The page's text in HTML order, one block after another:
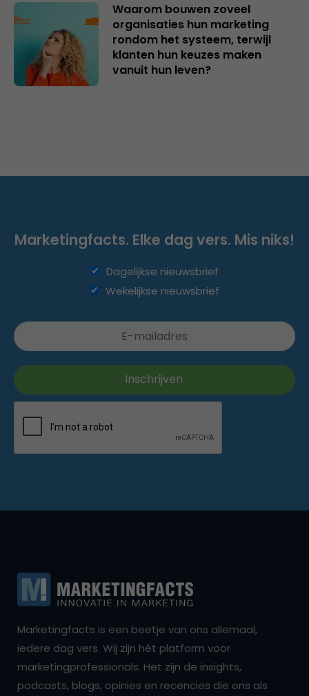
Waarom bouwen zoveel
organisaties hun marketing
rondom het systeem, terwijl
klanten hun keuzes maken
vanuit hun leven?
Marketingfacts. Elke dag vers. Mis niks!
Dagelijkse nieuwsbrief
Wekelijkse nieuwsbrief
Marketingfacts is een beetje van ons allemaal,
iedere dag vers. Wij zijn hét platform voor
marketingprofessionals. Het zijn de insights,
podcasts, blogs, opinies en recencies die ons als